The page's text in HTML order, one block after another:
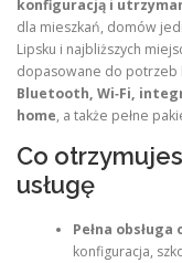
konfiguracją i
dla mieszkań, domów
Lipsku i najbliższych
dopasowane do potrzeb
Bluetooth, Wi‑Fi,
home, a także pełne
Co
usługę
Pełna obsługa
konfiguracja,